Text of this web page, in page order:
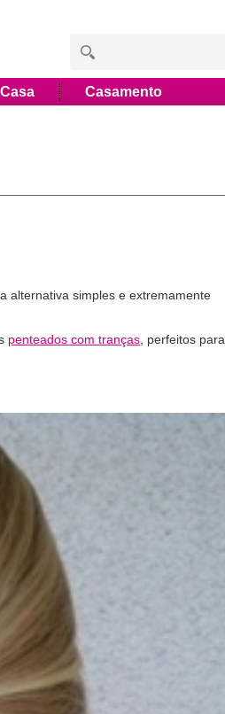
Casa Casamento
alternativa simples e extremamente
penteados com tranças , perfeitos para